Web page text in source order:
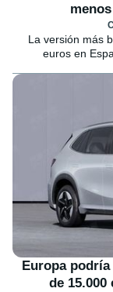
La versión más
euros en
Europa
de